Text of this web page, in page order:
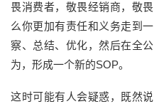
畏消费者，敬畏经销商，敬
么你更加有责任和义务走到
察、总结、优化，然后在全
为，形成一个新的SOP。
这时可能有人会疑惑，既然